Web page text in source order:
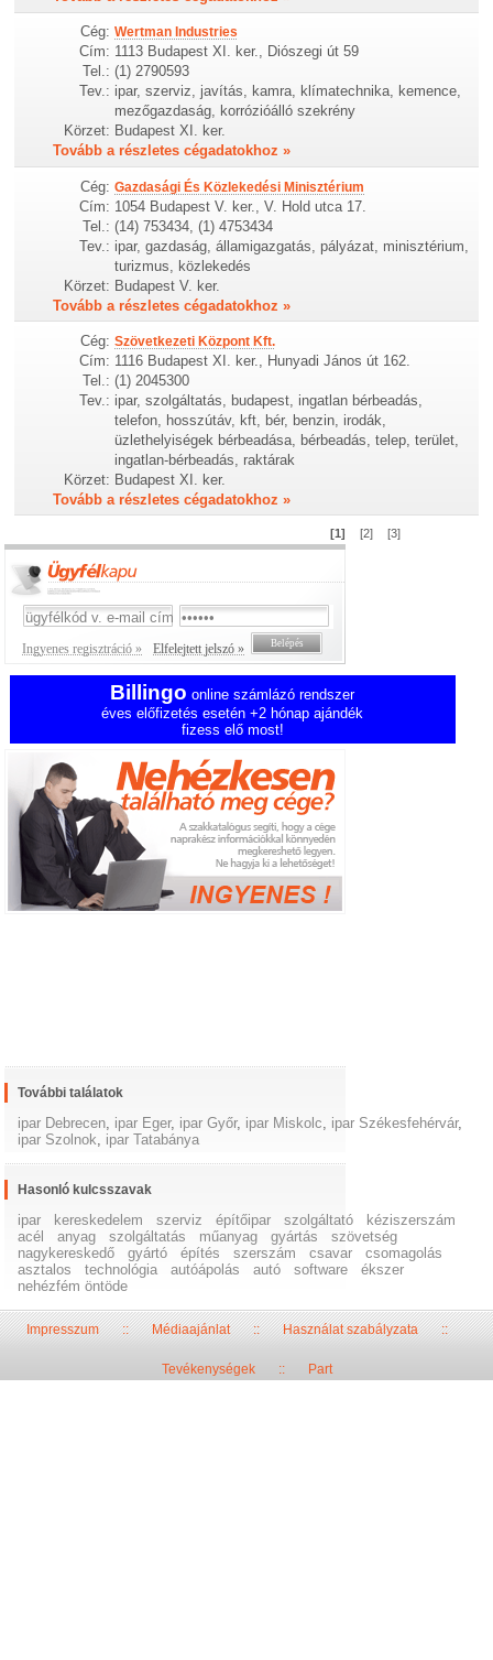
Cég: Wertman Industries
Cím: 1113 Budapest XI. ker., Diószegi út 59
Tel.: (1) 2790593
Tev.: ipar, szerviz, javítás, kamra, klímatechnika, kemence,
mezőgazdaság, korrózióálló szekrény
Körzet: Budapest XI. ker.
Tovább a részletes cégadatokhoz »
Cég: Gazdasági És Közlekedési Minisztérium
Cím: 1054 Budapest V. ker., V. Hold utca 17.
Tel.: (14) 753434, (1) 4753434
Tev.: ipar, gazdaság, államigazgatás, pályázat, minisztérium,
turizmus, közlekedés
Körzet: Budapest V. ker.
Tovább a részletes cégadatokhoz »
Cég: Szövetkezeti Központ Kft.
Cím: 1116 Budapest XI. ker., Hunyadi János út 162.
Tel.: (1) 2045300
Tev.: ipar, szolgáltatás, budapest, ingatlan bérbeadás,
telefon, hosszútáv, kft, bér, benzin, irodák,
üzlethelyiségek bérbeadása, bérbeadás, telep, terület,
ingatlan-bérbeadás, raktárak
Körzet: Budapest XI. ker.
Tovább a részletes cégadatokhoz »
[1] [2] [3]
Ingyenes regisztráció » Elfelejtett jelszó »
Billingo online számlázó rendszer
éves előfizetés esetén +2 hónap ajándék
fizess elő most!
További találatok
ipar Debrecen, ipar Eger, ipar Győr, ipar Miskolc, ipar Székesfehérvár,
ipar Szolnok, ipar Tatabánya
Hasonló kulcsszavak
ipar kereskedelem szerviz építőipar szolgáltató
kéziszerszám
acél
anyag szolgáltatás műanyag gyártás
szövetség
nagykereskedő
gyártó építés szerszám csavar
csomagolás
asztalos
technológia autóápolás autó software
ékszer
nehézfém öntöde
Impresszum::Médiaajánlat::Használat szabályzata::
Tevékenységek:: Part